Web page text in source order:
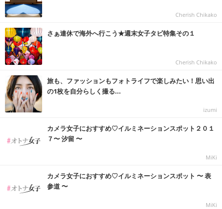
Cherish Chikako
さぁ連休で海外へ行こう★週末女子タビ特集その１
Cherish Chikako
旅も、ファッションもフォトライフで楽しみたい！思い出
の1枚を自分らしく撮る...
izumi
カメラ女子におすすめ♡イルミネーションスポット２０１
７〜 汐留 〜
MiKi
カメラ女子におすすめ♡イルミネーションスポット 〜 表
参道 〜
MiKi